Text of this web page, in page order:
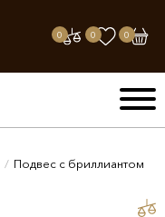
0 0 0
/ Подвес с бриллиантом